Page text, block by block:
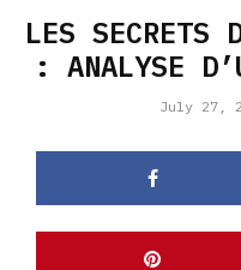
LES SECRETS
: ANALYSE
July 27,